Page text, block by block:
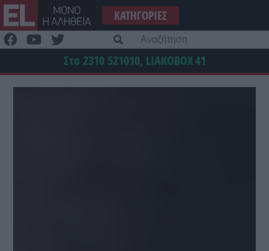
Μετάβαση
στο
περιεχόμενο
ΚΑΤΗΓΟΡΊΕΣ
Στο 2310 521010, LIAKOBOX41